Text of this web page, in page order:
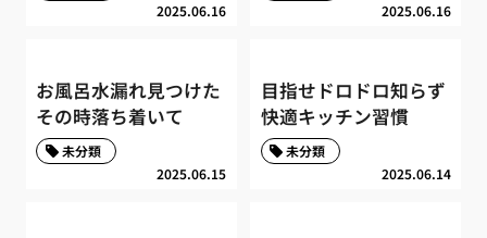
2025.06.16 2025.06.16
お風呂水漏れ見つけた
その時落ち着いて
2025.06.15
未分類
目指せドロドロ知らず
快適キッチン習慣
2025.06.14
未分類